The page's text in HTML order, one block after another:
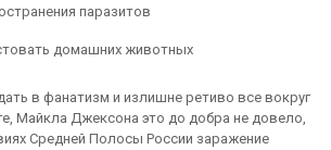
паразитов
домашних животных
в фанатизм и излишне ретиво все вокруг
Майкла Джексона это до добра не довело,
Средней Полосы России заражение